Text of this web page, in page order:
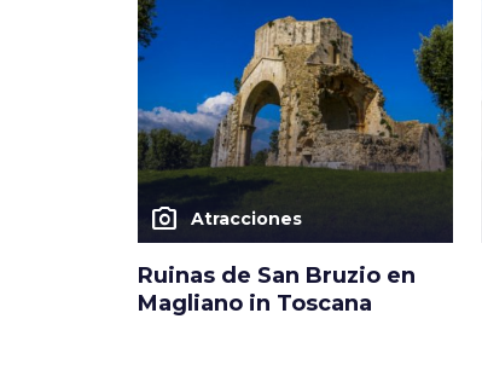
photo_camera Atracciones
Ruinas de San Bruzio en
Magliano in Toscana